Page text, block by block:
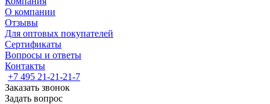
О компании
Отзывы
Для оптовых покупателей
Сертификаты
Вопросы и ответы
Контакты
+7 495 21-21-21-7
Заказать звонок
Задать вопрос